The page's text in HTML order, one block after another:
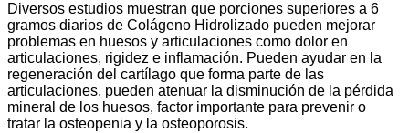
Diversos estudios muestran que porciones superiores a 6
gramos diarios de Colágeno Hidrolizado pueden mejorar
problemas en huesos y articulaciones como dolor en
articulaciones, rigidez e inflamación. Pueden ayudar en la
regeneración del cartílago que forma parte de las
articulaciones, pueden atenuar la disminución de la pérdida
mineral de los huesos, factor importante para prevenir o
tratar la osteopenia y la osteoporosis.